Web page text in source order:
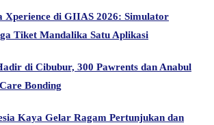
Xperience di GIIAS 2026: Simulator
Tiket Mandalika Satu Aplikasi
di Cibubur, 300 Pawrents dan Anabul
Bonding
Kaya Gelar Ragam Pertunjukan dan